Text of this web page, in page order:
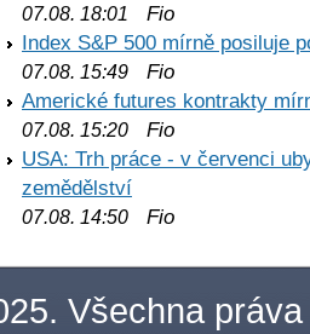
07.08. 18:01
Fio
Index S&P 500 mírně posiluje
07.08. 15:49 Fio
Americké futures kontrakty
07.08. 15:20 Fio
USA: Trh práce - v červenci
zemědělství
07.08. 14:50 Fio
Všechna práva